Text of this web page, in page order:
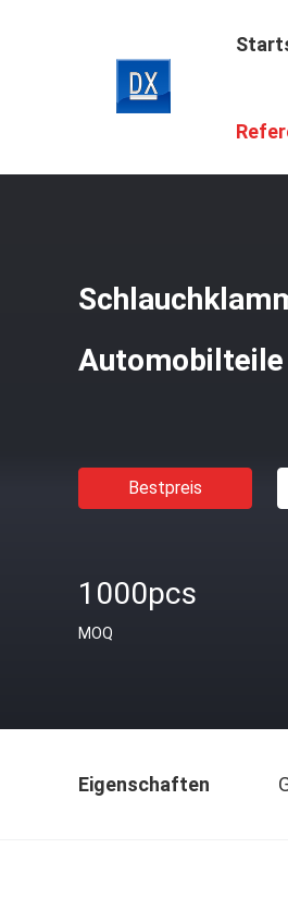
Startseite /
Bestpreis
1000pcs
MOQ
Eigenschaften